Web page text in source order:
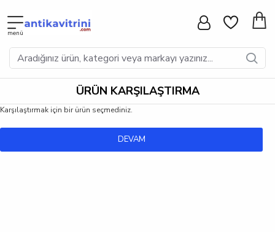
ÜRÜN KARŞILAŞTIRMA
Karşılaştırmak için bir ürün seçmediniz.
DEVAM